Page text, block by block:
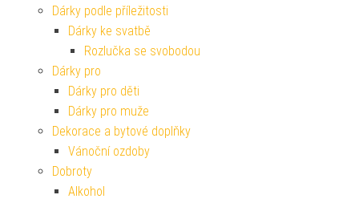
Dárky podle příležitosti
Dárky ke svatbě
Rozlučka se svobodou
Dárky pro
Dárky pro děti
Dárky pro muže
Dekorace a bytové doplňky
Vánoční ozdoby
Dobroty
Alkohol